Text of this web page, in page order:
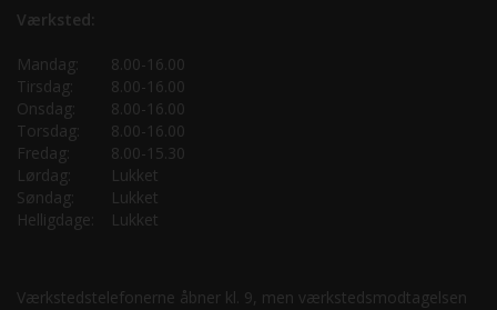
Værksted:
Mandag:
8.00-16.00
Tirsdag:
8.00-16.00
Onsdag:
8.00-16.00
Torsdag:
8.00-16.00
Fredag:
8.00-15.30
Lørdag:
Lukket
Søndag:
Lukket
Helligdage:
Lukket
Værkstedstelefonerne åbner kl. 9, men værkstedsmodtagelsen